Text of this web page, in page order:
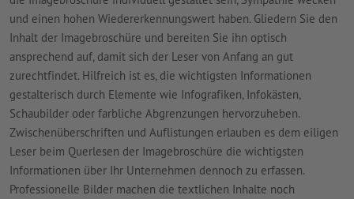
und einen hohen Wiedererkennungswert haben. Gliedern Sie den
Inhalt der Imagebroschüre und bereiten Sie ihn optisch
ansprechend auf, damit sich der Leser von Anfang an gut
zurechtfindet. Hilfreich ist es, die wichtigsten Informationen
gestalterisch durch Elemente wie Infografiken, Infokästen,
Schaubilder oder farbliche Abgrenzungen hervorzuheben.
Zwischenüberschriften und Auflistungen erlauben es dem eiligen
Leser beim Querlesen der Imagebroschüre die wichtigsten
Informationen über Ihr Unternehmen dennoch zu erfassen.
Professionelle Bilder machen die textlichen Inhalte noch